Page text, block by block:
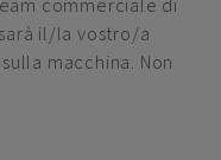
commerciale di
il/la vostro/a
macchina. Non